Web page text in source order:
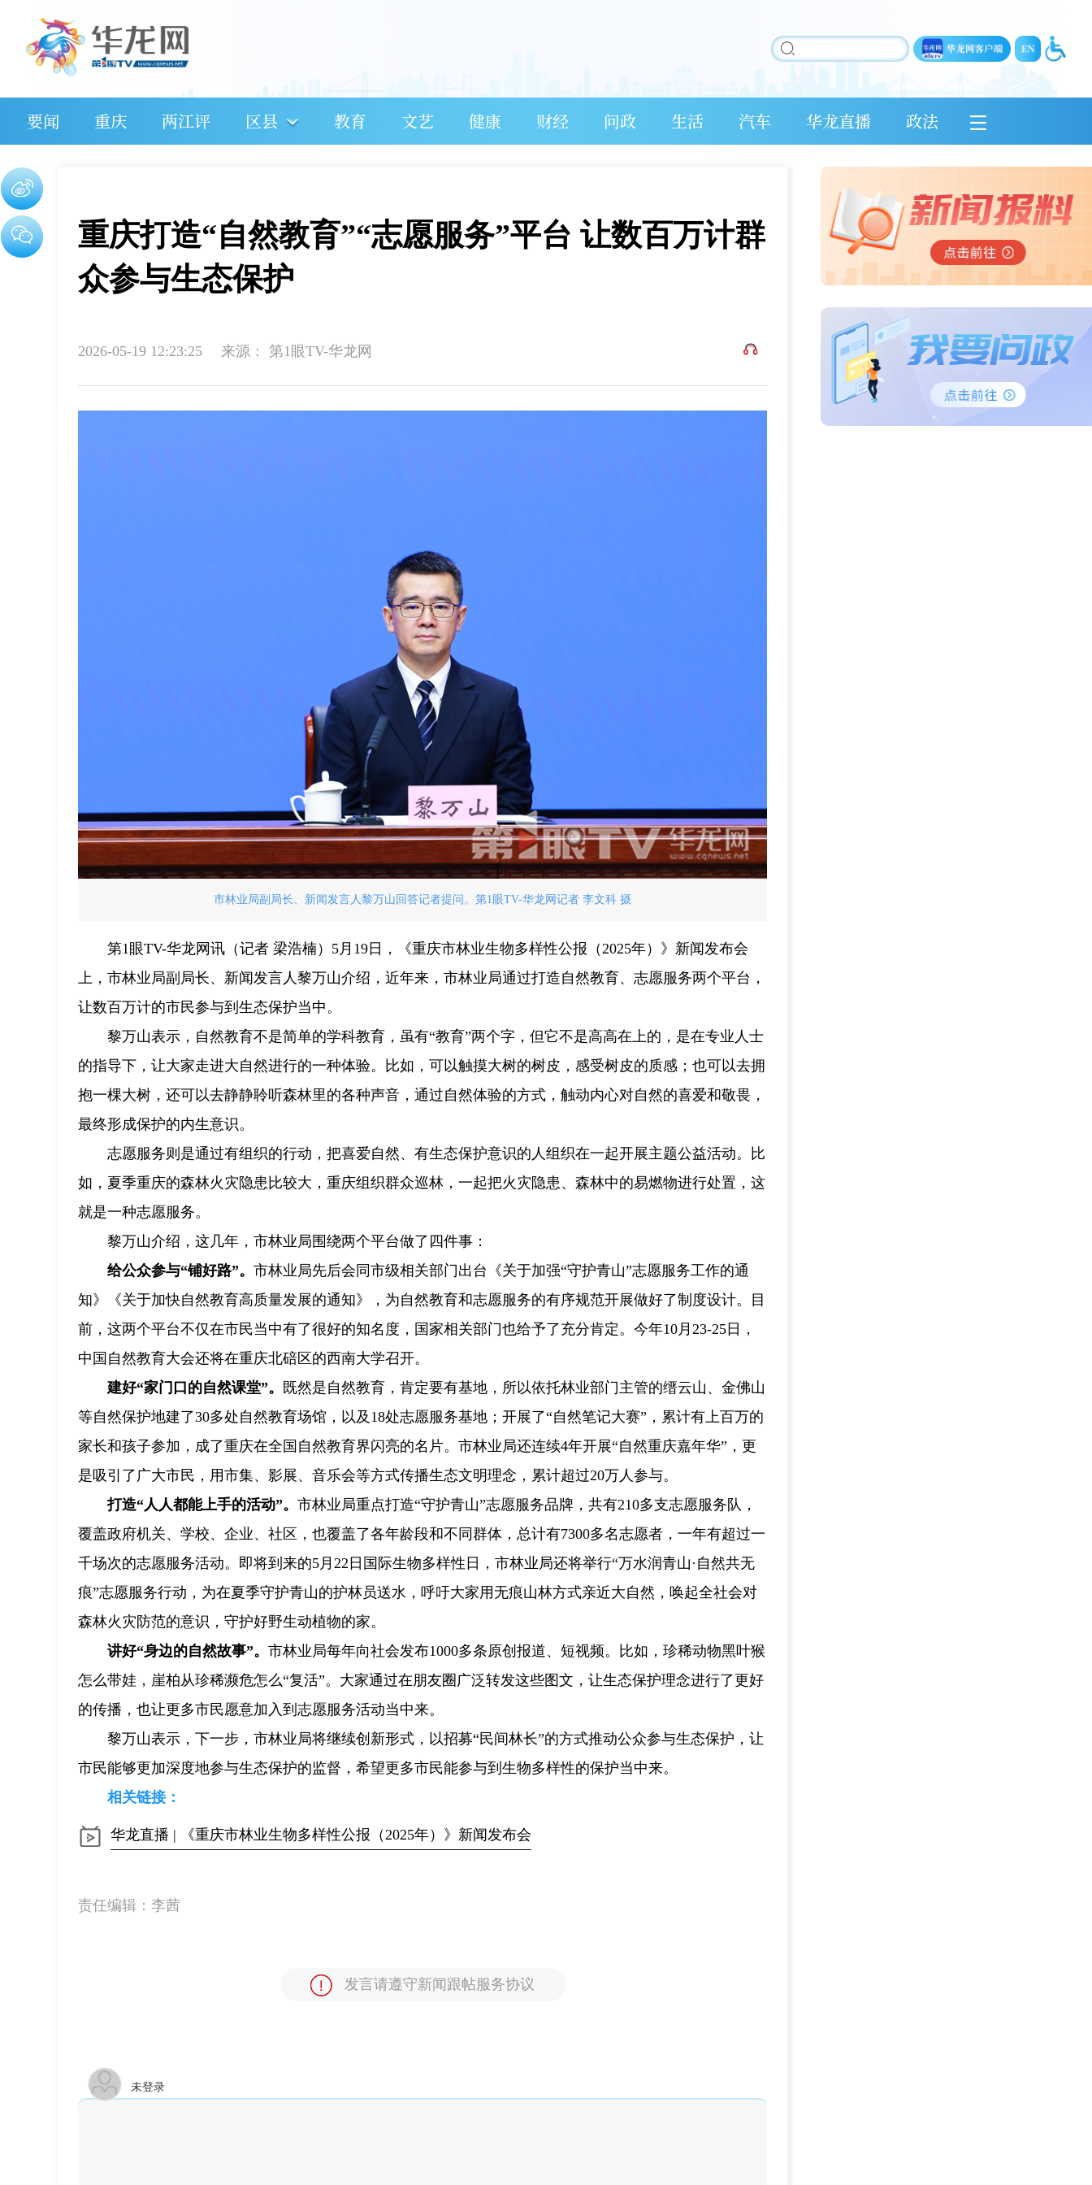
要闻 重庆 两江评 区县 教育 文艺 健康 财经 问政 生活 汽车 华龙直播 政法
重庆打造“自然教育”“志愿服务”平台 让数百万计群
众参与生态保护
2026-05-19 12:23:25 来源： 第1眼TV-华龙网
市林业局副局长、新闻发言人黎万山回答记者提问。第1眼TV-华龙网记者 李文科 摄
第1眼TV-华龙网讯（记者 梁浩楠）5月19日，《重庆市林业生物多样性公报（2025年）》新闻发布会
上，市林业局副局长、新闻发言人黎万山介绍，近年来，市林业局通过打造自然教育、志愿服务两个平台，
让数百万计的市民参与到生态保护当中。
黎万山表示，自然教育不是简单的学科教育，虽有“教育”两个字，但它不是高高在上的，是在专业人士
的指导下，让大家走进大自然进行的一种体验。比如，可以触摸大树的树皮，感受树皮的质感；也可以去拥
抱一棵大树，还可以去静静聆听森林里的各种声音，通过自然体验的方式，触动内心对自然的喜爱和敬畏，
最终形成保护的内生意识。
志愿服务则是通过有组织的行动，把喜爱自然、有生态保护意识的人组织在一起开展主题公益活动。比
如，夏季重庆的森林火灾隐患比较大，重庆组织群众巡林，一起把火灾隐患、森林中的易燃物进行处置，这
就是一种志愿服务。
黎万山介绍，这几年，市林业局围绕两个平台做了四件事：
给公众参与“铺好路”。 市林业局先后会同市级相关部门出台《关于加强“守护青山”志愿服务工作的通
知》《关于加快自然教育高质量发展的通知》，为自然教育和志愿服务的有序规范开展做好了制度设计。目
前，这两个平台不仅在市民当中有了很好的知名度，国家相关部门也给予了充分肯定。今年10月23-25日，
中国自然教育大会还将在重庆北碚区的西南大学召开。
建好“家门口的自然课堂”。 既然是自然教育，肯定要有基地，所以依托林业部门主管的缙云山、金佛山
等自然保护地建了30多处自然教育场馆，以及18处志愿服务基地；开展了“自然笔记大赛”，累计有上百万的
家长和孩子参加，成了重庆在全国自然教育界闪亮的名片。市林业局还连续4年开展“自然重庆嘉年华”，更
是吸引了广大市民，用市集、影展、音乐会等方式传播生态文明理念，累计超过20万人参与。
打造“人人都能上手的活动”。 市林业局重点打造“守护青山”志愿服务品牌，共有210多支志愿服务队，
覆盖政府机关、学校、企业、社区，也覆盖了各年龄段和不同群体，总计有7300多名志愿者，一年有超过一
千场次的志愿服务活动。即将到来的5月22日国际生物多样性日，市林业局还将举行“万水润青山·自然共无
痕”志愿服务行动，为在夏季守护青山的护林员送水，呼吁大家用无痕山林方式亲近大自然，唤起全社会对
森林火灾防范的意识，守护好野生动植物的家。
讲好“身边的自然故事”。 市林业局每年向社会发布1000多条原创报道、短视频。比如，珍稀动物黑叶猴
怎么带娃，崖柏从珍稀濒危怎么“复活”。大家通过在朋友圈广泛转发这些图文，让生态保护理念进行了更好
的传播，也让更多市民愿意加入到志愿服务活动当中来。
黎万山表示，下一步，市林业局将继续创新形式，以招募“民间林长”的方式推动公众参与生态保护，让
市民能够更加深度地参与生态保护的监督，希望更多市民能参与到生物多样性的保护当中来。
相关链接：
华龙直播 | 《重庆市林业生物多样性公报（2025年）》新闻发布会
责任编辑： 李茜
发言请遵守新闻跟帖服务协议
未登录